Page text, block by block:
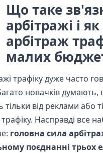
Що таке
арбітражі і
арбітраж
малих
трафіку дуже часто
новачків
тільки від реклами або
Насправді все
головна сила
поєднанні трьох